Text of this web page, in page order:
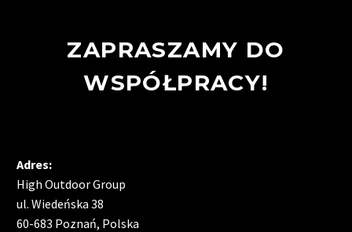
ZAPRASZAMY DO
WSPÓŁPRACY!
Adres:
High Outdoor Group
ul. Wiedeńska 38
60-683 Poznań, Polska